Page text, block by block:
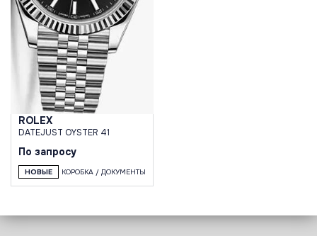
ROLEX
DATEJUST OYSTER 41
По запросу
НОВЫЕ КОРОБКА / ДОКУМЕНТЫ